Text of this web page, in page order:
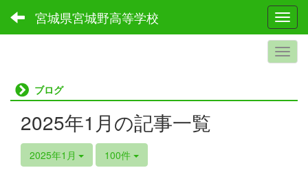
宮城県宮城野高等学校
ブログ
2025年1月の記事一覧
2025年1月 100件